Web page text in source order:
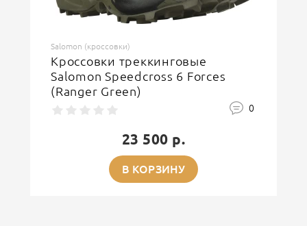
Salomon (кроссовки)
Кроссовки треккинговые
Salomon Speedcross 6 Forces
(Ranger Green)
0
23 500 р.
В КОРЗИНУ